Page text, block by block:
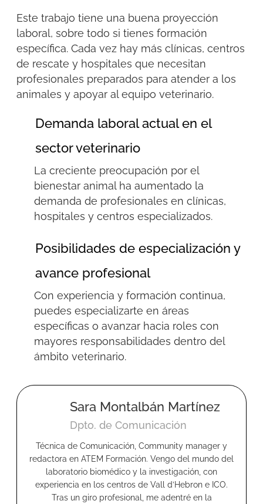
Este trabajo tiene una buena proyección
laboral, sobre todo si tienes formación
específica. Cada vez hay más clínicas, centros
de rescate y hospitales que necesitan
profesionales preparados para atender a los
animales y apoyar al equipo veterinario.
Demanda laboral actual en el
sector veterinario
La creciente preocupación por el
bienestar animal ha aumentado la
demanda de profesionales en clínicas,
hospitales y centros especializados.
Posibilidades de especialización y
avance profesional
Con experiencia y formación continua,
puedes especializarte en áreas
específicas o avanzar hacia roles con
mayores responsabilidades dentro del
ámbito veterinario.
Sara Montalbán Martínez
Dpto. de Comunicación
Técnica de Comunicación, Community manager y
redactora en ATEM Formación. Vengo del mundo del
laboratorio biomédico y la investigación, con
experiencia en los centros de Vall d’Hebron e ICO.
Tras un giro profesional, me adentré en la